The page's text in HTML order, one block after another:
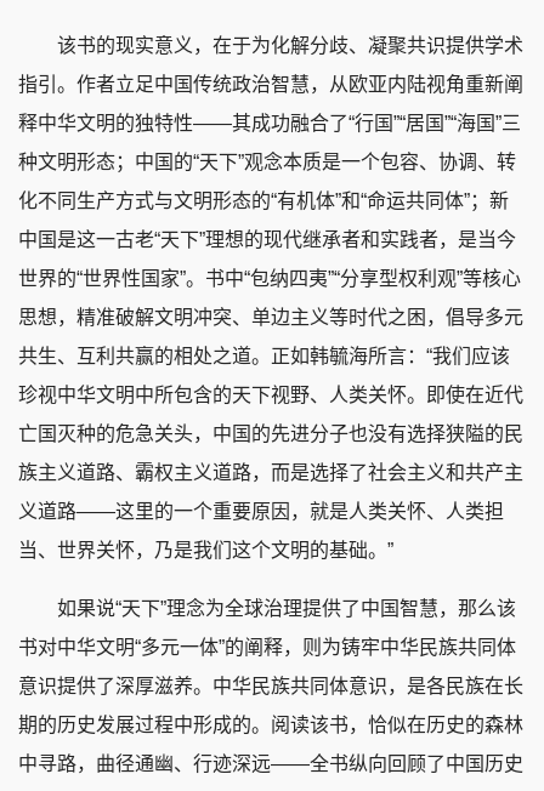
该书的现实意义，在于为化解分歧、凝聚共识提供学术
指引。作者立足中国传统政治智慧，从欧亚内陆视角重新阐
释中华文明的独特性——其成功融合了“行国”“居国”“海国”三
种文明形态；中国的“天下”观念本质是一个包容、协调、转
化不同生产方式与文明形态的“有机体”和“命运共同体”；新
中国是这一古老“天下”理想的现代继承者和实践者，是当今
世界的“世界性国家”。书中“包纳四夷”“分享型权利观”等核心
思想，精准破解文明冲突、单边主义等时代之困，倡导多元
共生、互利共赢的相处之道。正如韩毓海所言：“我们应该
珍视中华文明中所包含的天下视野、人类关怀。即使在近代
亡国灭种的危急关头，中国的先进分子也没有选择狭隘的民
族主义道路、霸权主义道路，而是选择了社会主义和共产主
义道路——这里的一个重要原因，就是人类关怀、人类担
当、世界关怀，乃是我们这个文明的基础。”
如果说“天下”理念为全球治理提供了中国智慧，那么该
书对中华文明“多元一体”的阐释，则为铸牢中华民族共同体
意识提供了深厚滋养。中华民族共同体意识，是各民族在长
期的历史发展过程中形成的。阅读该书，恰似在历史的森林
中寻路，曲径通幽、行迹深远——全书纵向回顾了中国历史